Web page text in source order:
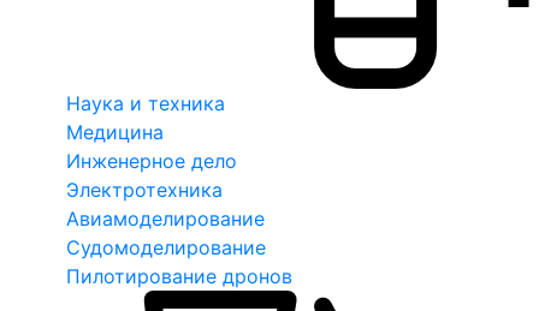
Наука и техника
Медицина
Инженерное дело
Электротехника
Авиамоделирование
Судомоделирование
Пилотирование дронов